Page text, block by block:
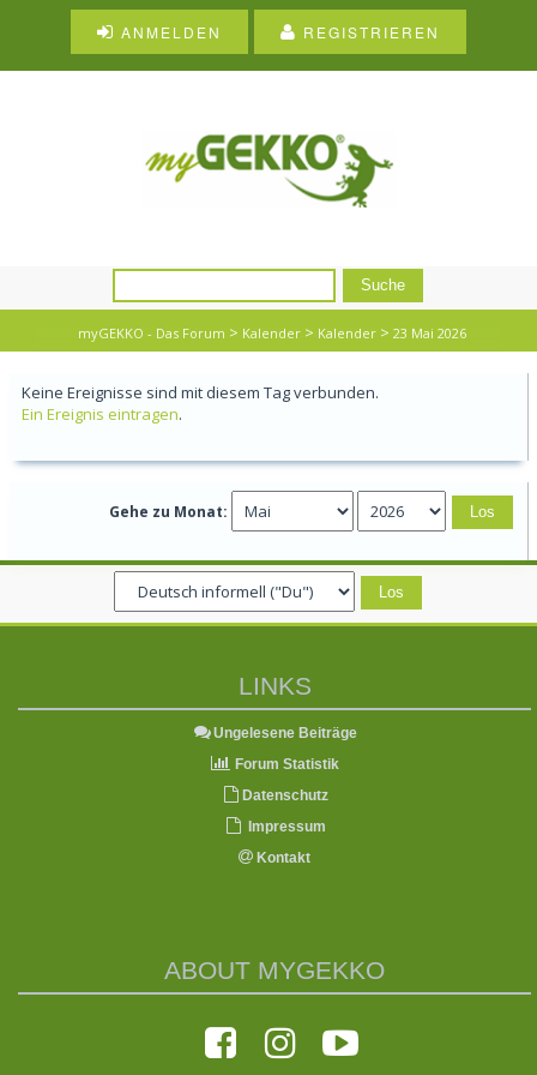
ANMELDEN REGISTRIEREN
myGEKKO - Das Forum > Kalender > Kalender > 23 Mai 2026
Keine Ereignisse sind mit diesem Tag verbunden.
Ein Ereignis eintragen.
Gehe zu Monat:
LINKS
Ungelesene Beiträge
Forum Statistik
Datenschutz
Impressum
Kontakt
ABOUT MYGEKKO